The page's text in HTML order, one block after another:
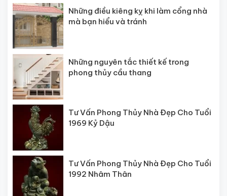
Những điều kiêng kỵ khi làm cổng nhà
mà bạn hiểu và tránh
Những nguyên tắc thiết kế trong
phong thủy cầu thang
Tư Vấn Phong Thủy Nhà Đẹp Cho Tuổi
1969 Kỷ Dậu
Tư Vấn Phong Thủy Nhà Đẹp Cho Tuổi
1992 Nhâm Thân